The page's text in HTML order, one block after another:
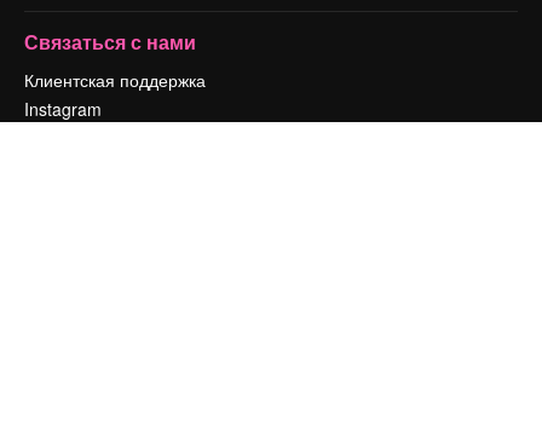
Связаться с нами
Клиентская поддержка
Instagram